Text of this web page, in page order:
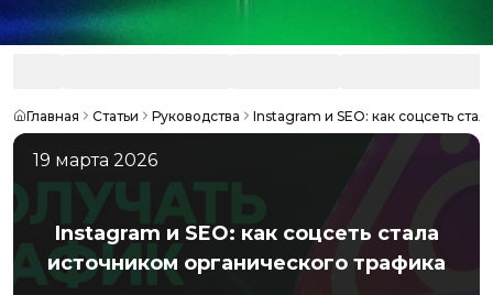
Главная Статьи Руководства Instagram и SEO: как соцсеть
19 марта 2026
Instagram и SEO: как соцсеть стала
источником органического трафика